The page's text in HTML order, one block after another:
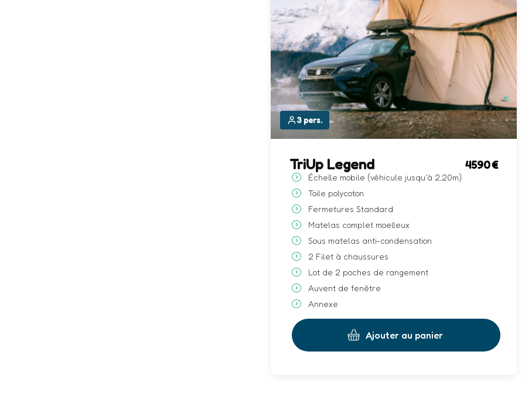
3 pers.
TriUp Legend 4590
Échelle mobile (véhicule jusqu'à 2,20m)
Toile polycoton
Fermetures Standard
Matelas complet moelleux
Sous matelas anti-condensation
2 Filet à chaussures
Lot de 2 poches de rangement
Auvent de fenêtre
Annexe
Ajouter au panier